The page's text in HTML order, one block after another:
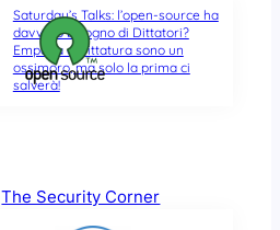
Saturday’s Talks: l’open-source ha
davvero bisogno di Dittatori?
Empatia e Dittatura sono un
ossimoro, ma solo la prima ci
salverà!
The Security Corner